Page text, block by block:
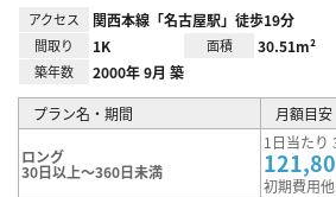
アクセス 関西本線「名古屋駅」徒歩19分
間取り 1K 面積 30.51m²
築年数 2000年 9月 築
プラン名・期間 月額目安
ロング
30日以上～360日未満
1日当たり
初期費用